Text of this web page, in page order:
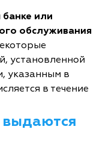
или
обслуживания
установленной
указанным в
в течение